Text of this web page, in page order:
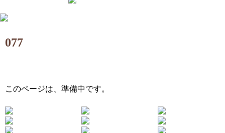
077
このページは、準備中です。